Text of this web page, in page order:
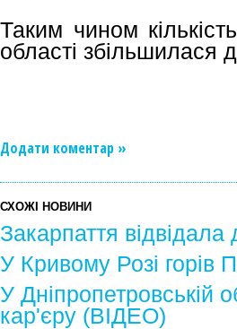
Таким чином
області збільшилася
Додати коментар »
СХОЖІ НОВИНИ
Закарпаття відвідала
У Кривому Розі горів
У Дніпропетровській
кар'єру (ВІДЕО)